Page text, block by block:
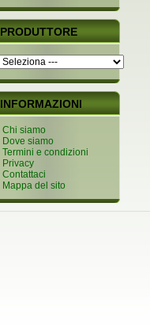
PRODUTTORE
INFORMAZIONI
Chi siamo
Dove siamo
Termini e condizioni
Privacy
Contattaci
Mappa del sito